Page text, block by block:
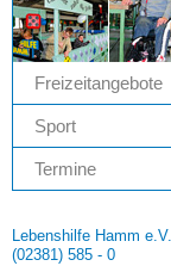
Freizeitangebote
Sport
Termine
Lebenshilfe Hamm
(02381) 585 - 0